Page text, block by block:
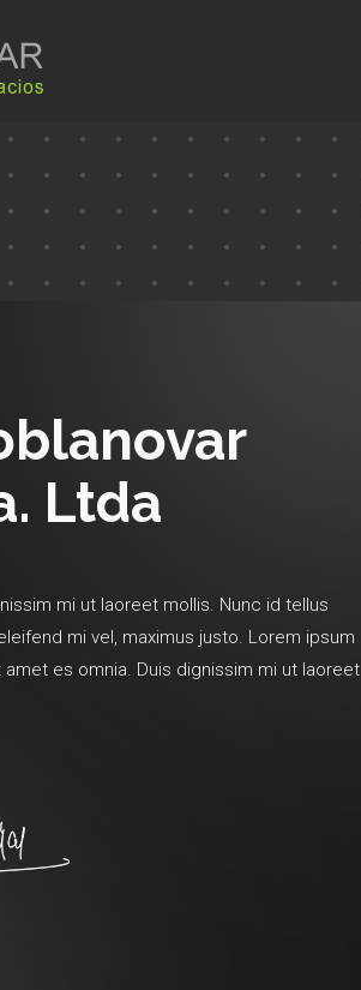
Ltda
mi ut laoreet mollis. Nunc id tellus
mi vel, maximus justo. Lorem ipsum
amet es omnia. Duis dignissim mi ut laoreet